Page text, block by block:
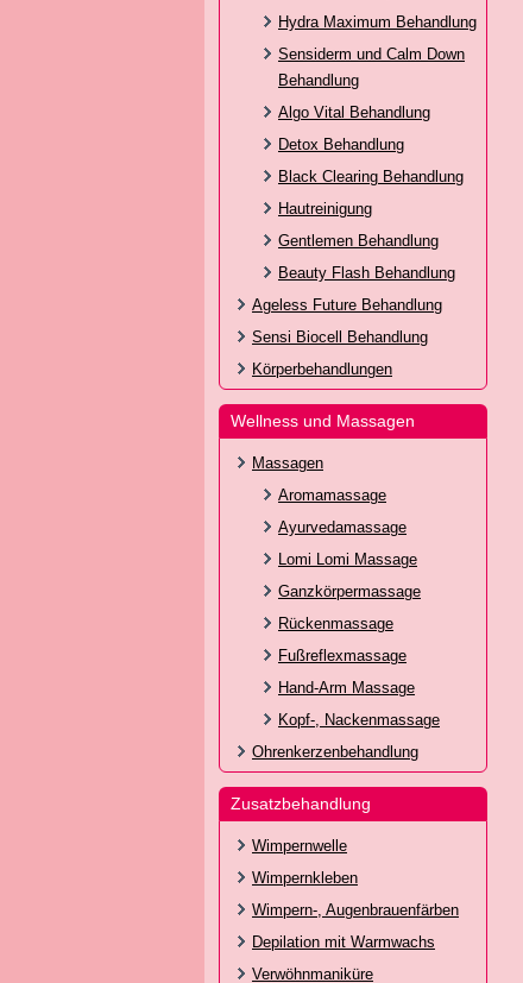
Hydra Maximum Behandlung
Sensiderm und Calm Down
Behandlung
Algo Vital Behandlung
Detox Behandlung
Black Clearing Behandlung
Hautreinigung
Gentlemen Behandlung
Beauty Flash Behandlung
Ageless Future Behandlung
Sensi Biocell Behandlung
Körperbehandlungen
Wellness und Massagen
Massagen
Aromamassage
Ayurvedamassage
Lomi Lomi Massage
Ganzkörpermassage
Rückenmassage
Fußreflexmassage
Hand-Arm Massage
Kopf-, Nackenmassage
Ohrenkerzenbehandlung
Zusatzbehandlung
Wimpernwelle
Wimpernkleben
Wimpern-, Augenbrauenfärben
Depilation mit Warmwachs
Verwöhnmaniküre